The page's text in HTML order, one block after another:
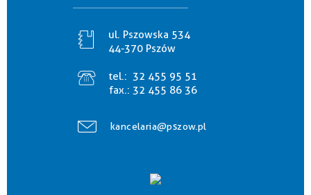
ul. Pszowska 534
44-370 Pszów
tel.: 32 455 95 51
fax.: 32 455 86 36
kancelaria@pszow.pl